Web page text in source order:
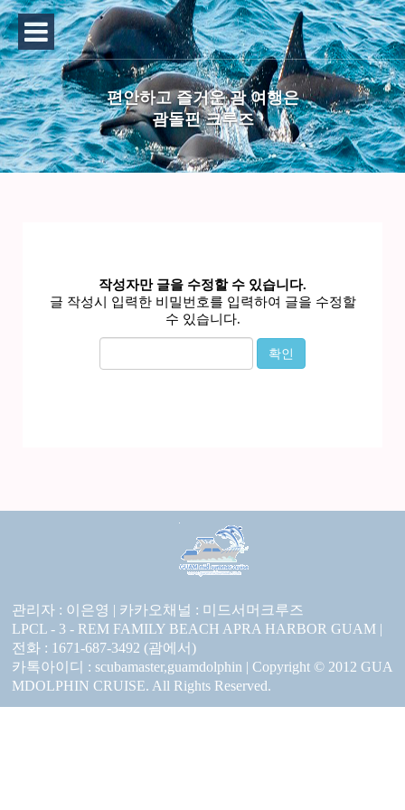
편안하고 즐거운 괌 여행은
괌돌핀 크루즈
작성자만 글을 수정할 수 있습니다.
글 작성시 입력한 비밀번호를 입력하여 글을 수정할
수 있습니다.
관리자 : 이은영 | 카카오채널 : 미드서머크루즈
LPCL - 3 - REM FAMILY BEACH APRA HARBOR GUAM |
전화 : 1671-687-3492 (괌에서)
카톡아이디 : scubamaster,guamdolphin | Copyright © 2012 GUA
MDOLPHIN CRUISE. All Rights Reserved.